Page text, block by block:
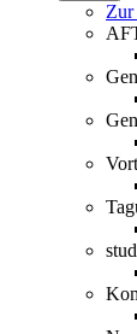
Zur